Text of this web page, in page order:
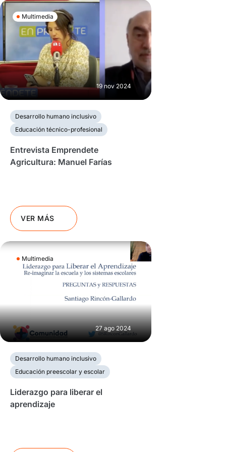
Multimedia
19 nov 2024
Desarrollo humano inclusivo
Educación técnico-profesional
Entrevista Emprendete
Agricultura: Manuel Farías
VER MÁS
Multimedia
27 ago 2024
Desarrollo humano inclusivo
Educación preescolar y escolar
Liderazgo para liberar el
aprendizaje